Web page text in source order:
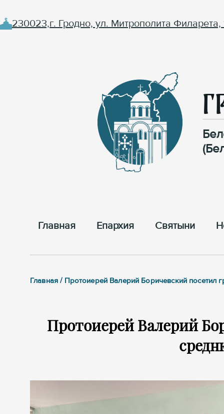
230023,г. Гродно, ул. Митрополита Филарета,
Главная Епархия Cвятыни
Главная / Протоиерей Валерий Боричевский
Протоиерей Валерий